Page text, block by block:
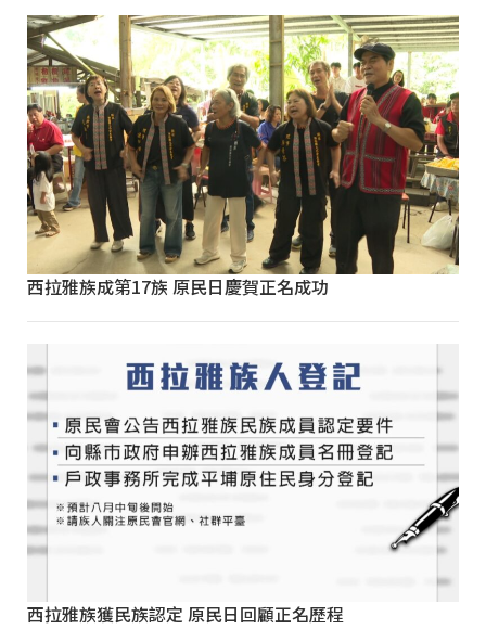
西拉雅族成第17族 原民日慶賀正名成功
西拉雅族獲民族認定 原民日回顧正名歷程